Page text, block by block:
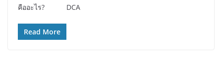
คืออะไร? DCA
Read More